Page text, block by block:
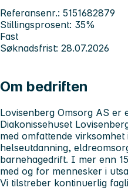
Referansenr.: 5151682879
Stillingsprosent: 35%
Fast
Søknadsfrist: 28.07.2026
Om bedriften
Lovisenberg Omsorg AS er
Diakonissehuset
med omfattende
helseutdanning,
barnehagedrift. I mer enn
med og for mennesker i
Vi tilstreber kontinuerlig